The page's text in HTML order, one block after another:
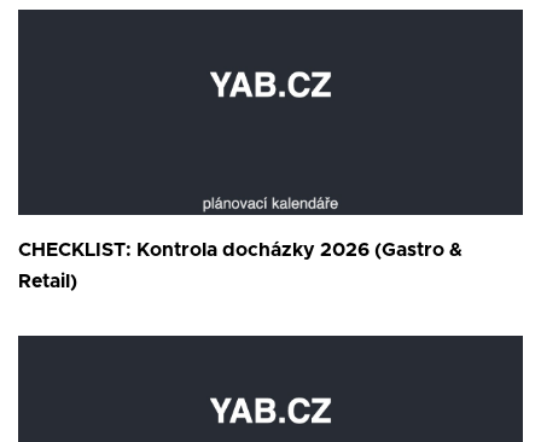
CHECKLIST: Kontrola docházky 2026 (Gastro &
Retail)